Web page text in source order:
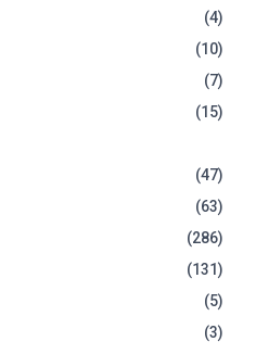
(4)
(10)
(7)
(15)
(47)
(63)
(286)
(131)
(5)
(3)